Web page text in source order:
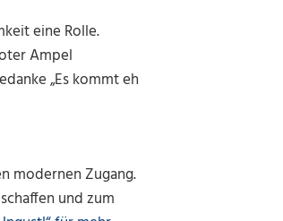
eine Rolle.
Ampel
„Es kommt eh
modernen Zugang.
und zum